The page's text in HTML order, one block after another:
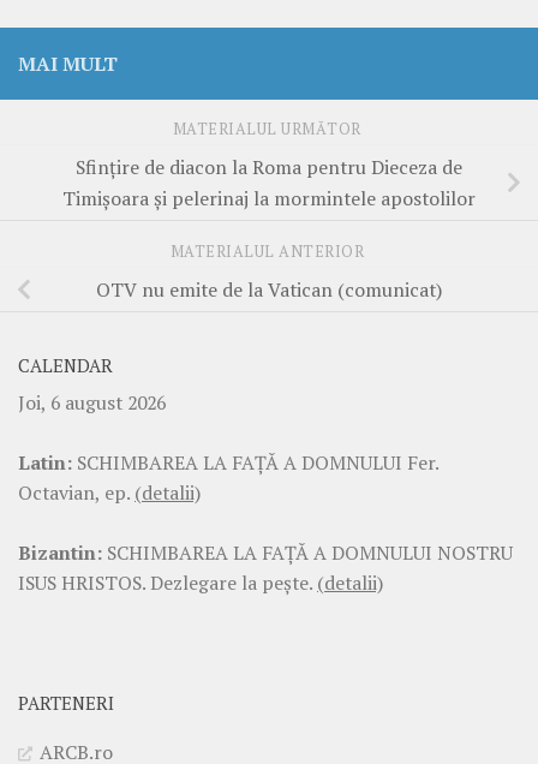
MAI MULT
MATERIALUL URMĂTOR
Sfinţire de diacon la Roma pentru Dieceza de
Timişoara şi pelerinaj la mormintele apostolilor
MATERIALUL ANTERIOR
OTV nu emite de la Vatican (comunicat)
CALENDAR
Joi, 6 august 2026
Latin: SCHIMBAREA LA FAŢĂ A DOMNULUI Fer.
Octavian, ep. (detalii)
Bizantin: SCHIMBAREA LA FAŢĂ A DOMNULUI NOSTRU
ISUS HRISTOS. Dezlegare la pește. (detalii)
PARTENERI
ARCB.ro